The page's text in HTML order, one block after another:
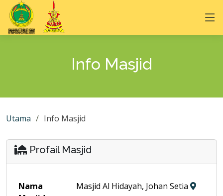
Info Masjid
Utama Info Masjid
Profail Masjid
Nama
Masjid Al Hidayah, Johan Setia